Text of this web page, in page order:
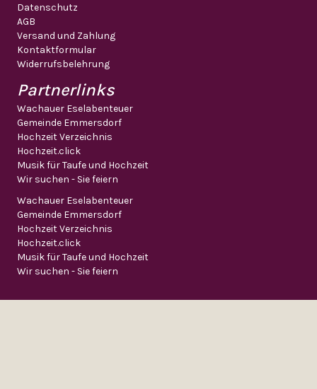
Datenschutz
AGB
Versand und Zahlung
Kontaktformular
Widerrufsbelehrung
Partnerlinks
Wachauer Eselabenteuer
Gemeinde Emmersdorf
Hochzeit Verzeichnis
Hochzeit.click
Musik für Taufe und Hochzeit
Wir suchen - Sie feiern
Wachauer Eselabenteuer
Gemeinde Emmersdorf
Hochzeit Verzeichnis
Hochzeit.click
Musik für Taufe und Hochzeit
Wir suchen - Sie feiern